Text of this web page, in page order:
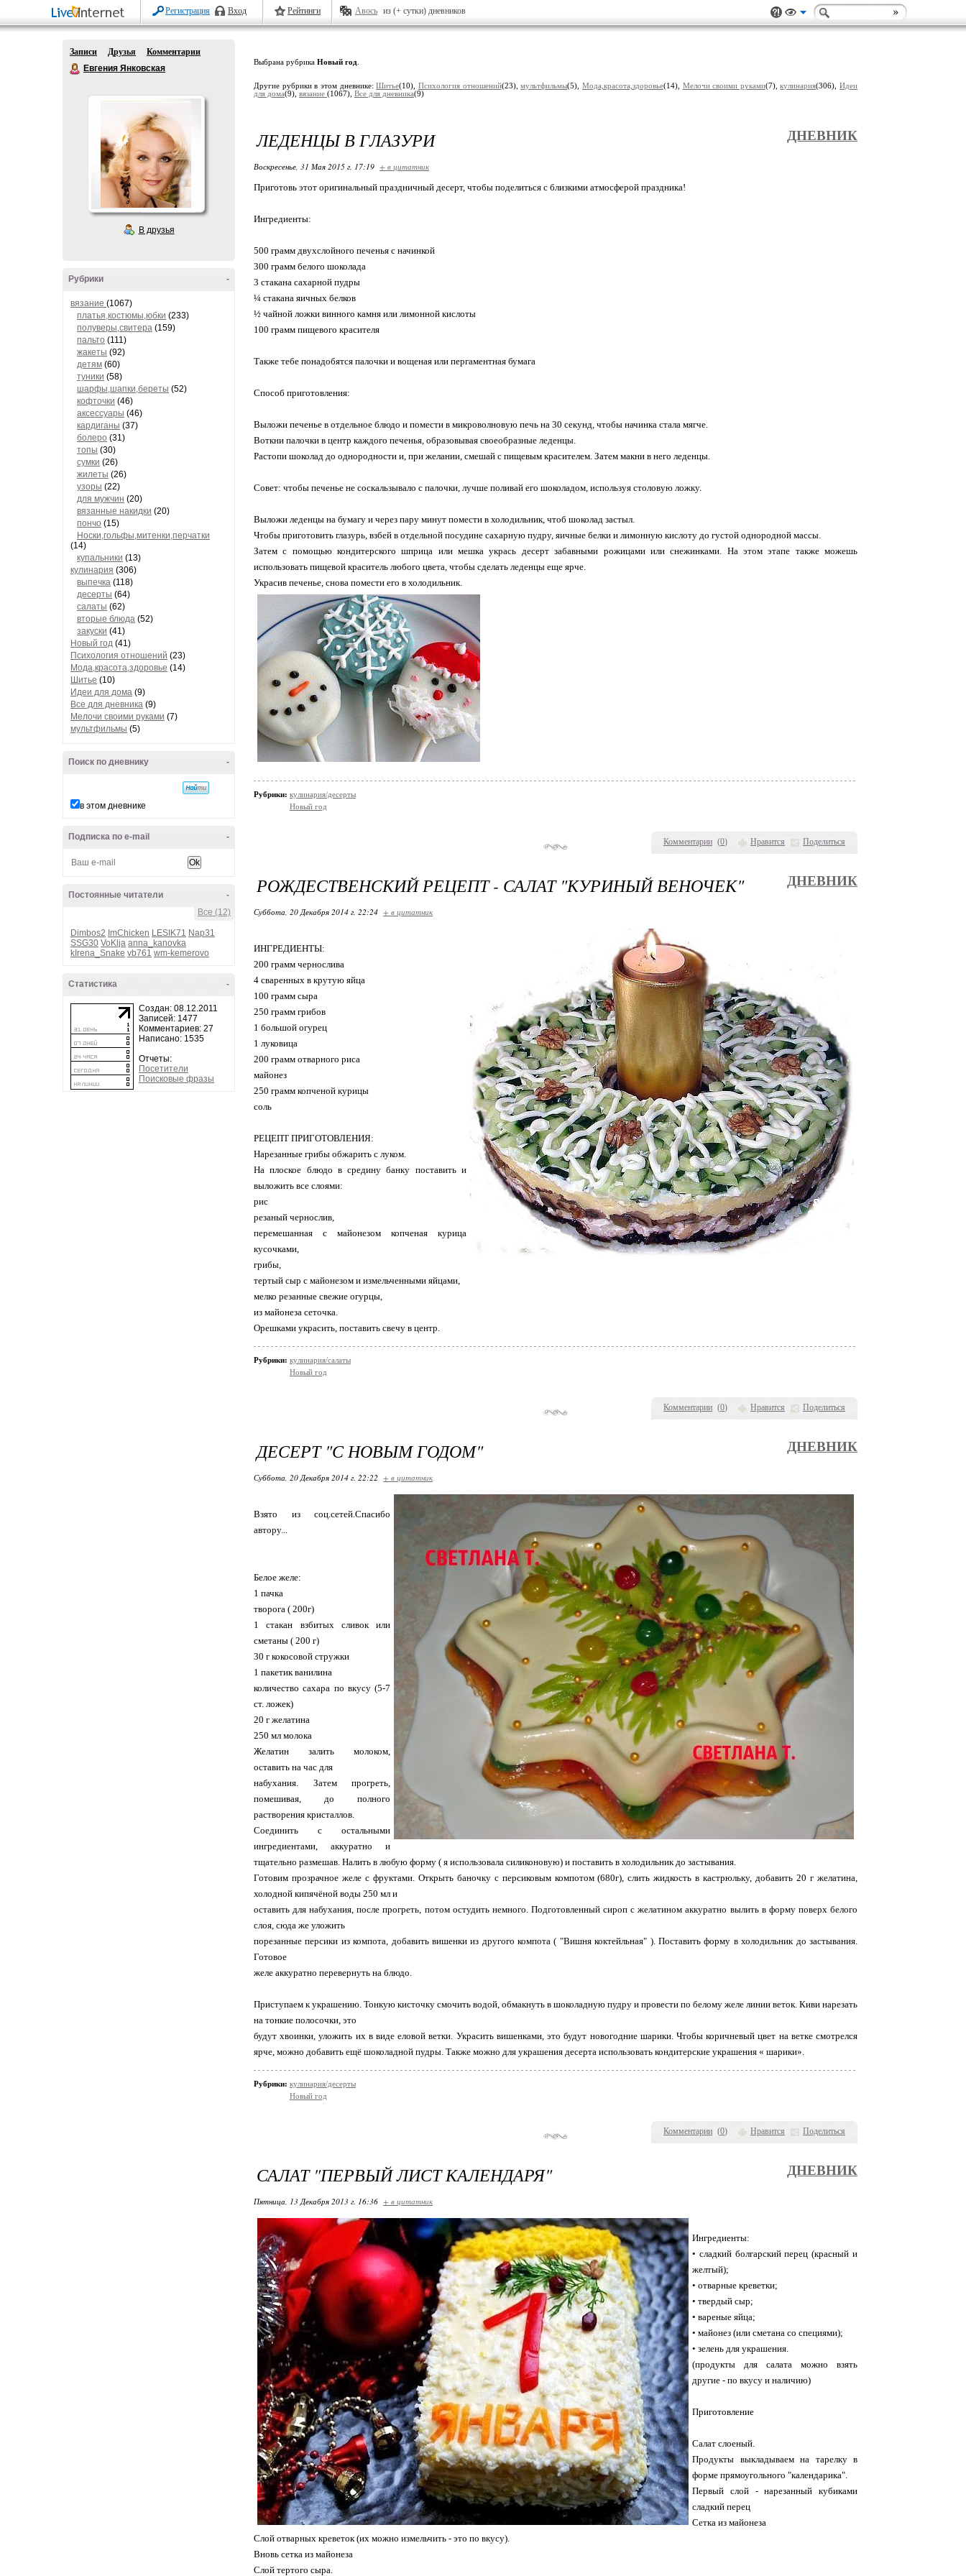
Регистрация Вход Рейтинги Авось из (+ сутки) дневников
Записи Друзья
Комментарии
Евгения Янковская
В друзья
-
Рубрики
вязание (1067)
платья,костюмы,юбки (233)
полуверы,свитера (159)
пальто (111)
жакеты (92)
детям (60)
туники (58)
шарфы,шапки,береты (52)
кофточки (46)
аксессуары (46)
кардиганы (37)
болеро (31)
топы (30)
сумки (26)
жилеты (26)
узоры (22)
для мужчин (20)
вязанные накидки (20)
пончо (15)
Носки,гольфы,митенки,перчатки
(14)
купальники (13)
кулинария (306)
выпечка (118)
десерты (64)
салаты (62)
вторые блюда (52)
закуски (41)
Новый год (41)
Психология отношений (23)
Мода,красота,здоровье (14)
Шитье (10)
Идеи для дома (9)
Все для дневника (9)
Мелочи своими руками (7)
мультфильмы (5)
-
Поиск по дневнику
в этом дневнике
-
Подписка по e-mail
-
Постоянные читатели
Все (12)
Dimbos2 ImChicken LESIK71 Nap31
SSG30 VoKlja anna_kanovka
kIrena_Snake vb761 wm-kemerovo
-
Статистика
Создан: 08.12.2011
Записей: 1477
Комментариев: 27
Написано: 1535
Отчеты:
Посетители
Поисковые фразы
Выбрана рубрика Новый год
Другие рубрики в этом дневнике:Шитье(10), Психология отношений(23),мультфильмы(5), Мода,красота,здоровье(14), Мелочи своими руками(7),кулинария(306),Идеи
для дома(9), вязание (1067), Все для дневника(9)
Комментарии (0) Нравится Поделиться
ЛЕДЕНЦЫ В ГЛАЗУРИ ДНЕВНИК
Воскресенье, 31 Мая 2015 г. 17:19 + в цитатник
Приготовь этот оригинальный праздничный десерт, чтобы поделиться с близкими атмосферой праздника!
Ингредиенты:
500 грамм двухслойного печенья с начинкой
300 грамм белого шоколада
3 стакана сахарной пудры
¼ стакана яичных белков
½ чайной ложки винного камня или лимонной кислоты
100 грамм пищевого красителя
Также тебе понадобятся палочки и вощеная или пергаментная бумага
Способ приготовления:
Выложи печенье в отдельное блюдо и помести в микроволновую печь на 30 секунд, чтобы начинка стала мягче.
Воткни палочки в центр каждого печенья, образовывая своеобразные леденцы.
Растопи шоколад до однородности и, при желании, смешай с пищевым красителем. Затем макни в него леденцы.
Совет: чтобы печенье не соскальзывало с палочки, лучше поливай его шоколадом, используя столовую ложку.
Выложи леденцы на бумагу и через пару минут помести в холодильник, чтоб шоколад застыл.
Чтобы приготовить глазурь, взбей в отдельной посудине сахарную пудру, яичные белки и лимонную кислоту до густой однородной массы.
Затем с помощью кондитерского шприца или мешка укрась десерт забавными рожицами или снежинками. На этом этапе также можешь
использовать пищевой краситель любого цвета, чтобы сделать леденцы еще ярче.
Украсив печенье, снова помести его в холодильник.
Рубрики: кулинария/десерты
Новый год
Комментарии (0) Нравится Поделиться
РОЖДЕСТВЕНСКИЙ РЕЦЕПТ - САЛАТ "КУРИНЫЙ ВЕНОЧЕК" ДНЕВНИК
Суббота, 20 Декабря 2014 г. 22:24 + в цитатник
ИНГРЕДИЕНТЫ:
200 грамм чернослива
4 сваренных в крутую яйца
100 грамм сыра
250 грамм грибов
1 большой огурец
1 луковица
200 грамм отварного риса
майонез
250 грамм копченой курицы
соль
РЕЦЕПТ ПРИГОТОВЛЕНИЯ:
Нарезанные грибы обжарить с луком.
На плоское блюдо в средину банку поставить и
выложить все слоями:
рис
резаный чернослив,
перемешанная с майонезом копченая курица
кусочками,
грибы,
тертый сыр с майонезом и измельченными яйцами,
мелко резанные свежие огурцы,
из майонеза сеточка.
Орешками украсить, поставить свечу в центр.
Рубрики: кулинария/салаты
Новый год
Комментарии (0) Нравится Поделиться
ДЕСЕРТ "С НОВЫМ ГОДОМ" ДНЕВНИК
Суббота, 20 Декабря 2014 г. 22:22 + в цитатник
Взято из соц.сетей.Спасибо
автору...
Белое желе:
1 пачка
творога ( 200г)
1 стакан взбитых сливок или
сметаны ( 200 г)
30 г кокосовой стружки
1 пакетик ванилина
количество сахара по вкусу (5-7
ст. ложек)
20 г желатина
250 мл молока
Желатин залить молоком,
оставить на час для
набухания. Затем прогреть,
помешивая, до полного
растворения кристаллов.
Соединить с остальными
ингредиентами, аккуратно и
тщательно размешав. Налить в любую форму ( я использовала силиконовую) и поставить в холодильник до застывания.
Готовим прозрачное желе с фруктами. Открыть баночку с персиковым компотом (680г), слить жидкость в кастрюльку, добавить 20 г желатина,
холодной кипячёной воды 250 мл и
оставить для набухания, после прогреть, потом остудить немного. Подготовленный сироп с желатином аккуратно вылить в форму поверх белого
слоя, сюда же уложить
порезанные персики из компота, добавить вишенки из другого компота ( "Вишня коктейльная" ). Поставить форму в холодильник до застывания.
Готовое
желе аккуратно перевернуть на блюдо.
Приступаем к украшению. Тонкую кисточку смочить водой, обмакнуть в шоколадную пудру и провести по белому желе линии веток. Киви нарезать
на тонкие полосочки, это
будут хвоинки, уложить их в виде еловой ветки. Украсить вишенками, это будут новогодние шарики. Чтобы коричневый цвет на ветке смотрелся
ярче, можно добавить ещё шоколадной пудры. Также можно для украшения десерта использовать кондитерские украшения « шарики».
Рубрики: кулинария/десерты
Новый год
САЛАТ "ПЕРВЫЙ ЛИСТ КАЛЕНДАРЯ" ДНЕВНИК
Пятница, 13 Декабря 2013 г. 16:36 + в цитатник
Ингредиенты:
• сладкий болгарский перец (красный и
желтый);
• отварные креветки;
• твердый сыр;
• вареные яйца;
• майонез (или сметана со специями);
• зелень для украшения.
(продукты для салата можно взять
другие - по вкусу и наличию)
Приготовление
Салат слоеный.
Продукты выкладываем на тарелку в
форме прямоугольного "календарика".
Первый слой - нарезанный кубиками
сладкий перец
Сетка из майонеза
Слой отварных креветок (их можно измельчить - это по вкусу).
Вновь сетка из майонеза
Слой тертого сыра.